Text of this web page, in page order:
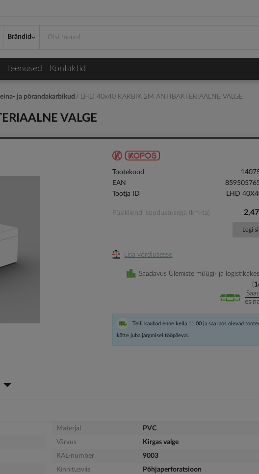
Brändid
Teenused Kontaktid
ja põrandakarbikud LHD 40x40 KARBIK 2M ANTIBAKTERIAALNE VALGE
VALGE
Tootekood
EAN
Tootja ID
LHD
Püsikliendi soodustusega (km-ta)
Logi
Lisa võrdlusesse
Saadavus Ülemiste müügi- ja
Telli kaubad enne kella 11:00 ja saa laos olevad
kätte juba järgmisel tööpäeval.
Materjal
PVC
Värvus
Kirgas valge
RAL-number
9003
Kinnitusviis
Põhjaperforatsioon